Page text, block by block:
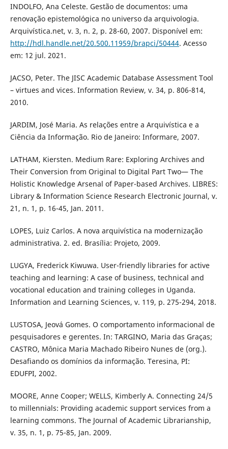
INDOLFO, Ana Celeste. Gestão de documentos: uma
renovação epistemológica no universo da arquivologia.
Arquivística.net, v. 3, n. 2, p. 28-60, 2007. Disponível em:
http://hdl.handle.net/20.500.11959/brapci/50444. Acesso
em: 12 jul. 2021.
JACSO, Peter. The JISC Academic Database Assessment Tool
– virtues and vices. Information Review, v. 34, p. 806-814,
2010.
JARDIM, José Maria. As relações entre a Arquivística e a
Ciência da Informação. Rio de Janeiro: Informare, 2007.
LATHAM, Kiersten. Medium Rare: Exploring Archives and
Their Conversion from Original to Digital Part Two— The
Holistic Knowledge Arsenal of Paper-based Archives. LIBRES:
Library & Information Science Research Electronic Journal, v.
21, n. 1, p. 16-45, Jan. 2011.
LOPES, Luiz Carlos. A nova arquivística na modernização
administrativa. 2. ed. Brasília: Projeto, 2009.
LUGYA, Frederick Kiwuwa. User-friendly libraries for active
teaching and learning: A case of business, technical and
vocational education and training colleges in Uganda.
Information and Learning Sciences, v. 119, p. 275-294, 2018.
LUSTOSA, Jeová Gomes. O comportamento informacional de
pesquisadores e gerentes. In: TARGINO, Maria das Graças;
CASTRO, Mônica Maria Machado Ribeiro Nunes de (org.).
Desafiando os domínios da informação. Teresina, PI:
EDUFPI, 2002.
MOORE, Anne Cooper; WELLS, Kimberly A. Connecting 24/5
to millennials: Providing academic support services from a
learning commons. The Journal of Academic Librarianship,
v. 35, n. 1, p. 75-85, Jan. 2009.